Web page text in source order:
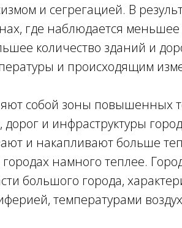
и сегрегацией. В
где наблюдается
количество зданий и
и происходящим
собой зоны повышенных
и инфраструктуры
и накапливают больше
намного теплее.
большого города,
температурами